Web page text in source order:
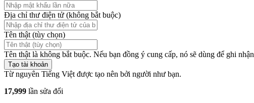
Địa chỉ thư điện tử (không bắt buộc)
Tên thật (tùy chọn)
Tên thật là không bắt buộc. Nếu bạn đồng ý cung cấp, nó sẽ dùng để ghi
Tạo tài khoản
Từ nguyên Tiếng Việt được tạo nên bởi người như bạn.
17,999 lần sửa đổi